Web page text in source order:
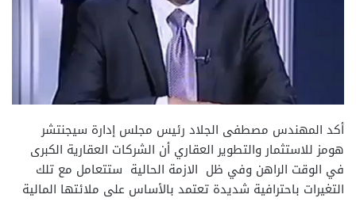
أكد المهندس مصطفى الجلاد رئيس مجلس إدارة سيجنتشر
هومز للاستثمار والتطوير العقاري أن الشركات العقارية الكبرى
في الوقت الراهن وفي ظل الازمة الحالية ستتعامل مع تلك
التغيرات باحترافية شديدة تعتمد بالأساس على ملائتها المالية